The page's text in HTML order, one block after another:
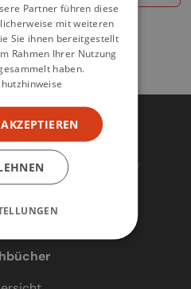
Partner führen diese
mit weiteren
Sie ihnen bereitgestellt
Rahmen Ihrer Nutzung
haben.